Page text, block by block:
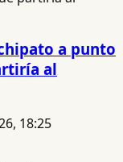
a punto
al
18:25